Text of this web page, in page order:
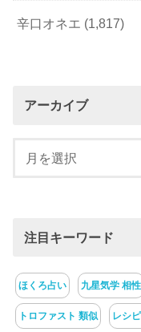
辛口オネエ (1,817)
アーカイブ
注目キーワード
ほくろ占い 九星気学 相性
トロファスト 類似 レシ